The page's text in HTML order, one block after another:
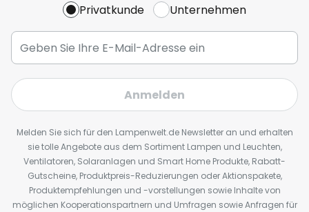
Privatkunde Unternehmen
Anmelden
Melden Sie sich für den Lampenwelt.de Newsletter an und erhalten
sie tolle Angebote aus dem Sortiment Lampen und Leuchten,
Ventilatoren, Solaranlagen und Smart Home Produkte, Rabatt-
Gutscheine, Produktpreis-Reduzierungen oder Aktionspakete,
Produktempfehlungen und -vorstellungen sowie Inhalte von
möglichen Kooperationspartnern und Umfragen sowie Anfragen für